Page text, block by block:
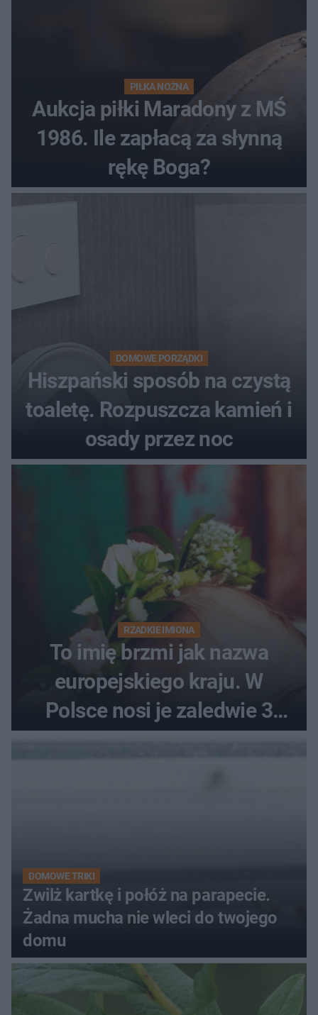
PIŁKA NOŻNA
Aukcja piłki Maradony z MŚ
1986. Ile zapłacą za słynną
rękę Boga?
DOMOWE PORZĄDKI
Hiszpański sposób na czystą
toaletę. Rozpuszcza kamień i
osady przez noc
RZADKIE IMIONA
To imię brzmi jak nazwa
europejskiego kraju. W
Polsce nosi je zaledwie 3
DOMOWE TRIKI
Zwilż kartkę i połóż na parapecie.
Żadna mucha nie wleci do twojego
domu